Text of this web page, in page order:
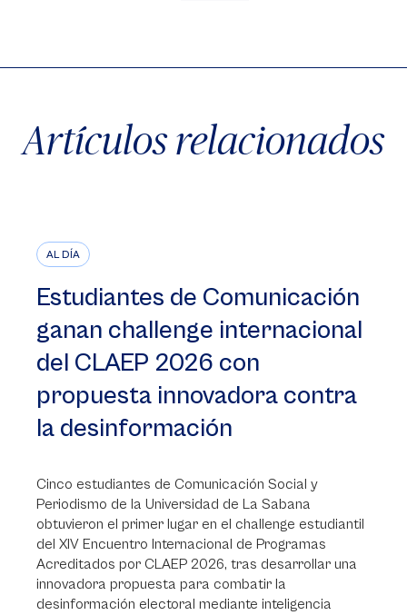
Artículos relacionados
AL DÍA
Estudiantes de Comunicación
ganan challenge internacional
del CLAEP 2026 con
propuesta innovadora contra
la desinformación
Cinco estudiantes de Comunicación Social y
Periodismo de la Universidad de La Sabana
obtuvieron el primer lugar en el challenge estudiantil
del XIV Encuentro Internacional de Programas
Acreditados por CLAEP 2026, tras desarrollar una
innovadora propuesta para combatir la
desinformación electoral mediante inteligencia